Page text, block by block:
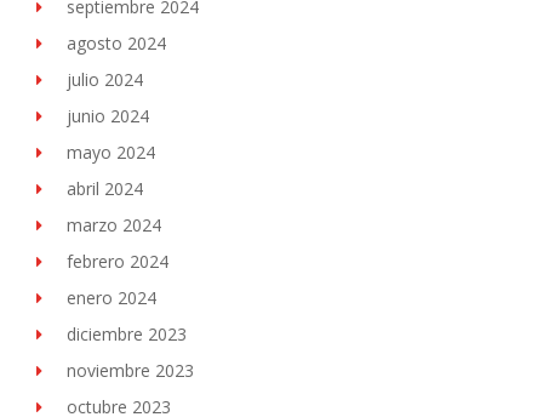
septiembre 2024
agosto 2024
julio 2024
junio 2024
mayo 2024
abril 2024
marzo 2024
febrero 2024
enero 2024
diciembre 2023
noviembre 2023
octubre 2023